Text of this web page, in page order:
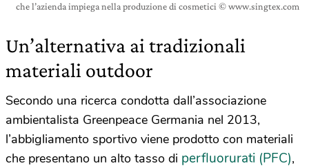
che l’azienda impiega nella produzione di cosmetici © www.singtex.com
Un’alternativa ai tradizionali
materiali outdoor
Secondo una ricerca condotta dall’associazione
ambientalista Greenpeace Germania nel 2013,
l’abbigliamento sportivo viene prodotto con materiali
che presentano un alto tasso di perfluorurati (PFC),